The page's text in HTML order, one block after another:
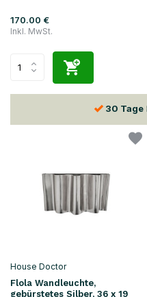
170.00 €
Inkl. MwSt.
30 Tage
House Doctor
Flola Wandleuchte,
gebürstetes Silber, 36 x 19